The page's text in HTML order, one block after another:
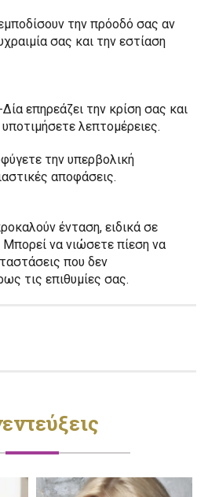
την πρόοδό σας αν
σας και την εστίαση
επηρεάζει την κρίση σας και
λεπτομέρειες.
την υπερβολική
αποφάσεις.
ένταση, ειδικά σε
να νιώσετε πίεση να
που δεν
τις επιθυμίες σας.